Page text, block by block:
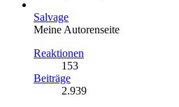
Salvage
Meine Autorenseite
Reaktionen
153
Beiträge
2.939